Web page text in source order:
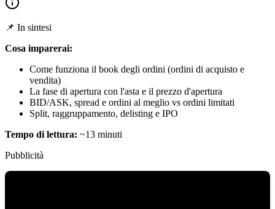
📌 In sintesi
Cosa imparerai:
Come funziona il book degli ordini (ordini di acquisto e
vendita)
La fase di apertura con l'asta e il prezzo d'apertura
BID/ASK, spread e ordini al meglio vs ordini limitati
Split, raggruppamento, delisting e IPO
Tempo di lettura: ~13 minuti
Pubblicità